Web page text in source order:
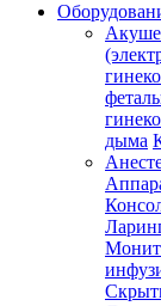
дыма